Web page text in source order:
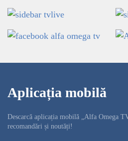
Aplicația mobilă
Descarcă aplicația mobilă „Alfa Omega
recomandări și noutăți!